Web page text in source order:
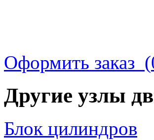
Оформить заказ (
Другие узлы
Блок цилиндров